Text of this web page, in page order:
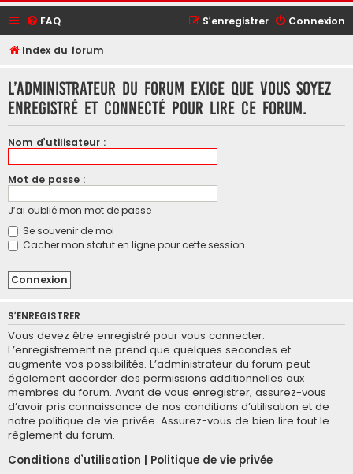
FAQ Connexion
S’enregistrer
Index du forum
L’administrateur du forum exige que vous soyez
enregistré et connecté pour lire ce forum.
Nom d’utilisateur :
Mot de passe :
J’ai oublié mon mot de passe
Se souvenir de moi
Cacher mon statut en ligne pour cette session
S’ENREGISTRER
Vous devez être enregistré pour vous connecter.
L’enregistrement ne prend que quelques secondes et
augmente vos possibilités. L’administrateur du forum peut
également accorder des permissions additionnelles aux
membres du forum. Avant de vous enregistrer, assurez-vous
d’avoir pris connaissance de nos conditions d’utilisation et de
notre politique de vie privée. Assurez-vous de bien lire tout le
règlement du forum.
Conditions d’utilisation | Politique de vie privée